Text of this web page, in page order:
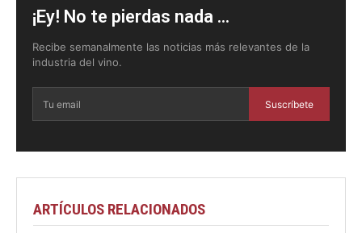
¡Ey! No te pierdas nada ...
Recibe semanalmente las noticias más relevantes de la
industria del vino.
Suscríbete
ARTÍCULOS RELACIONADOS